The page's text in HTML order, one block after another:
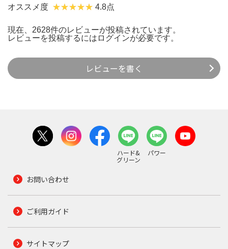
オススメ度 4.8点
現在、2628件のレビューが投稿されています。
レビューを投稿するには ログインが必要です。
レビューを書く
ハード&
グリーン
パワー
お問い合わせ
ご利用ガイド
サイトマップ